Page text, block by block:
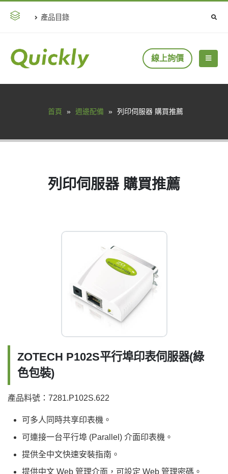
產品目錄
線上詢價
首頁 » 週邊配備 » 列印伺服器 購買推薦
列印伺服器 購買推薦
ZOTECH P102S平行埠印表伺服器(綠
色包裝)
產品料號：7281.P102S.622
可多人同時共享印表機。
可連接一台平行埠 (Parallel) 介面印表機。
提供全中文快速安裝指南。
提供中文 Web 管理介面，可設定 Web 管理密碼。